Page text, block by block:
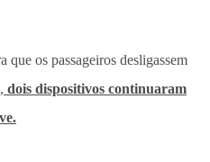
que os passageiros desligassem
dois dispositivos continuaram